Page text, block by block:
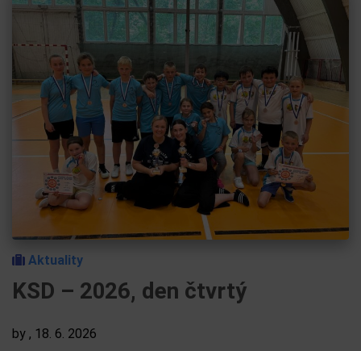
Aktuality
KSD – 2026, den čtvrtý
by , 18. 6. 2026